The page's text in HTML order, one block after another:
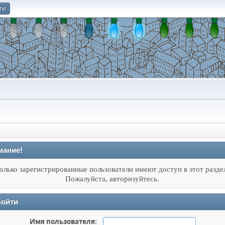
зарегистрированные пользователи имеют доступ в этот
Пожалуйста, авторизуйтесь.
Имя пользователя: